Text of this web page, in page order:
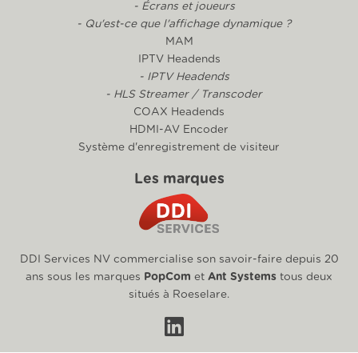
- Écrans et joueurs
- Qu'est-ce que l'affichage dynamique ?
MAM
IPTV Headends
- IPTV Headends
- HLS Streamer / Transcoder
COAX Headends
HDMI-AV Encoder
Système d'enregistrement de visiteur
Les marques
DDI Services NV commercialise son savoir-faire depuis 20
ans sous les marques PopCom et Ant Systems tous deux
situés à Roeselare.